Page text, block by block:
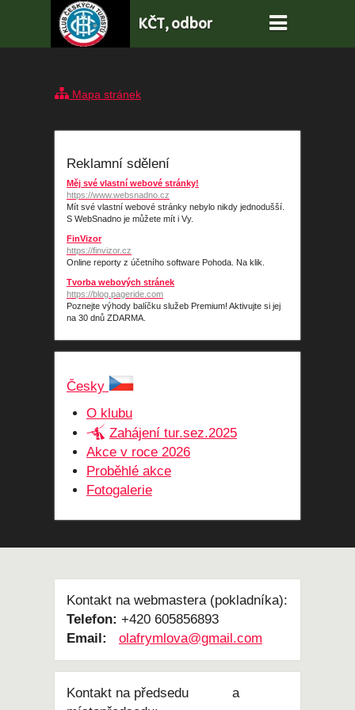
KČT, odbor
Mapa stránek
Reklamní sdělení
Měj své vlastní webové stránky!
https://www.websnadno.cz
Mít své vlastní webové stránky nebylo nikdy jednodušší.
S WebSnadno je můžete mít i Vy.
FinVizor
https://finvizor.cz
Online reporty z účetního software Pohoda. Na klik.
Tvorba webových stránek
https://blog.pageride.com
Poznejte výhody balíčku služeb Premium! Aktivujte si jej
na 30 dnů ZDARMA.
Česky
O klubu
Zahájení tur.sez.2025
Akce v roce 2026
Proběhlé akce
Fotogalerie
Kontakt na webmastera (pokladníka):
Telefon: +420 605856893
Email:
olafrymlova@gmail.com
Kontakt na předsedu a